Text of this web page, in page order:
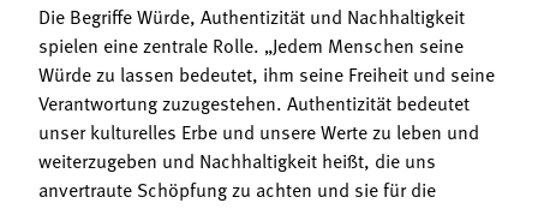
Die Begriffe Würde, Authentizität und Nachhaltigkeit
spielen eine zentrale Rolle. „Jedem Menschen seine
Würde zu lassen bedeutet, ihm seine Freiheit und seine
Verantwortung zuzugestehen. Authentizität bedeutet
unser kulturelles Erbe und unsere Werte zu leben und
weiterzugeben und Nachhaltigkeit heißt, die uns
anvertraute Schöpfung zu achten und sie für die